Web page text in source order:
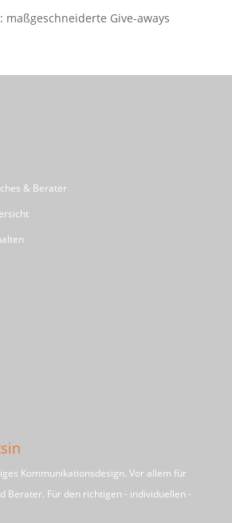
maßgeschneiderte Give-aways
& Berater
Kommunikationsdesign. Vor allem für
Berater. Für den richtigen - individuellen -